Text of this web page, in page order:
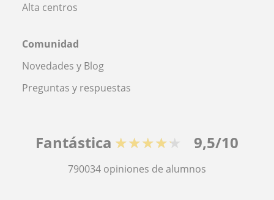
Alta centros
Comunidad
Novedades y Blog
Preguntas y respuestas
Fantástica ★★★★★ 9,5/10
790034 opiniones de alumnos